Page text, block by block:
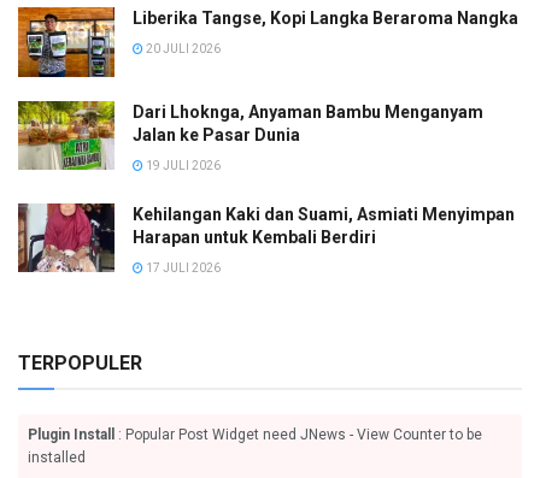
Liberika Tangse, Kopi Langka Beraroma Nangka
20 JULI 2026
Dari Lhoknga, Anyaman Bambu Menganyam
Jalan ke Pasar Dunia
19 JULI 2026
Kehilangan Kaki dan Suami, Asmiati Menyimpan
Harapan untuk Kembali Berdiri
17 JULI 2026
TERPOPULER
Plugin Install
: Popular Post Widget need JNews - View Counter to be
installed